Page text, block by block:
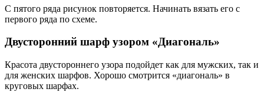
С пятого ряда рисунок повторяется. Начинать вязать его с
первого ряда по схеме.
Двусторонний шарф узором «Диагональ»
Красота двустороннего узора подойдет как для мужских, так и
для женских шарфов. Хорошо смотрится «диагональ» в
круговых шарфах.